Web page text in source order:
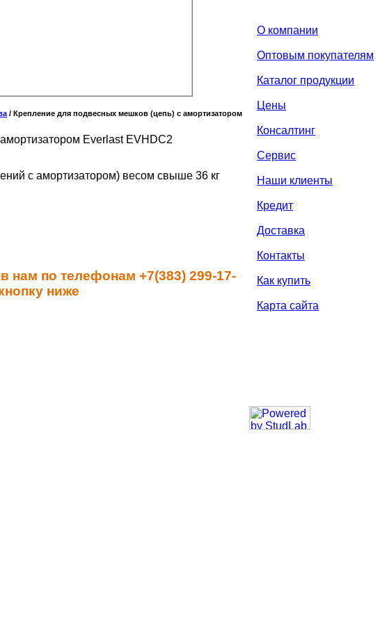
/ Крепление для подвесных мешков (цепь) с амортизатором
Everlast EVHDC2
с амортизатором) весом свыше 36 кг
нам по телефонам +7(383) 299-17-
ниже
О компании
Оптовым покупателям
Каталог продукции
Цены
Консалтинг
Сервис
Наши клиенты
Кредит
Доставка
Контакты
Как купить
Карта сайта